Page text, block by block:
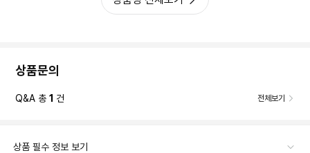
상품문의
Q&A 총 1 건 전체보기
상품 필수 정보 보기